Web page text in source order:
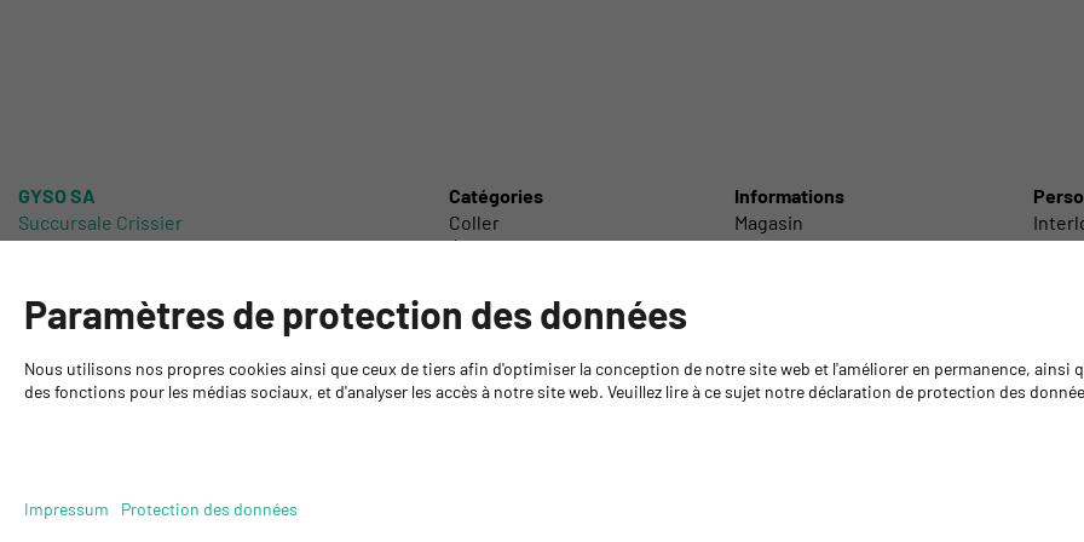
Catégories
Coller
Étancher
Poncer
Laquer et Polir
Outillage / Accessoires
Informations
Magasin
Centre de découpe
Médiathèque
Retour de marchandises
GYSO SA
Succursale Crissier
Chemin de Closalet 20
+41 21 637 70 90
crissier@gyso.ch
Paramètres de protection des données
Nous utilisons nos propres cookies ainsi que ceux de tiers afin d'optimiser la conception de notre site web et l'améliorer en permanence, ainsi
des fonctions pour les médias sociaux, et d'analyser les accès à notre site web. Veuillez lire à ce sujet notre déclaration de protection des
Impressum Protection des données